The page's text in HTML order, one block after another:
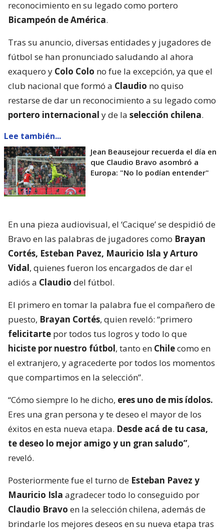
reconocimiento en su legado como portero
Bicampeón de América.
Tras su anuncio, diversas entidades y jugadores de
fútbol se han pronunciado saludando al ahora
exaquero y Colo Colo no fue la excepción, ya que el
club nacional que formó a Claudio no quiso
restarse de dar un reconocimiento a su legado como
portero internacional y de la selección chilena.
Lee también...
Jean Beausejour recuerda el día en
que Claudio Bravo asombró a
Europa: "No lo podían entender"
En una pieza audiovisual, el ‘Cacique’ se despidió de
Bravo en las palabras de jugadores como Brayan
Cortés, Esteban Pavez, Mauricio Isla y Arturo
Vidal, quienes fueron los encargados de dar el
adiós a Claudio del fútbol.
El primero en tomar la palabra fue el compañero de
puesto, Brayan Cortés, quien reveló: “primero
felicitarte por todos tus logros y todo lo que
hiciste por nuestro fútbol, tanto en Chilecomo en
el extranjero, y agracederte por todos los momentos
que compartimos en la selección”.
“Cómo siempre lo he dicho, eres uno de mis ídolos.
Eres una gran persona y te deseo el mayor de los
éxitos en esta nueva etapa. Desde acá de tu casa,
te deseo lo mejor amigo y un gran saludo”,
reveló.
Posteriormente fue el turno de Esteban Pavez y
Mauricio Isla agradecer todo lo conseguido por
Claudio Bravo en la selección chilena, además de
brindarle los mejores deseos en su nueva etapa tras